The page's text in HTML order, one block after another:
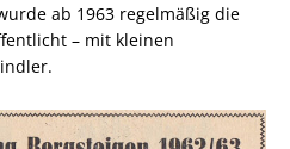
ab 1963 regelmäßig die
– mit kleinen